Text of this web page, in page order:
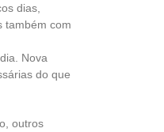
dias,
também com
Nova
do que
outros